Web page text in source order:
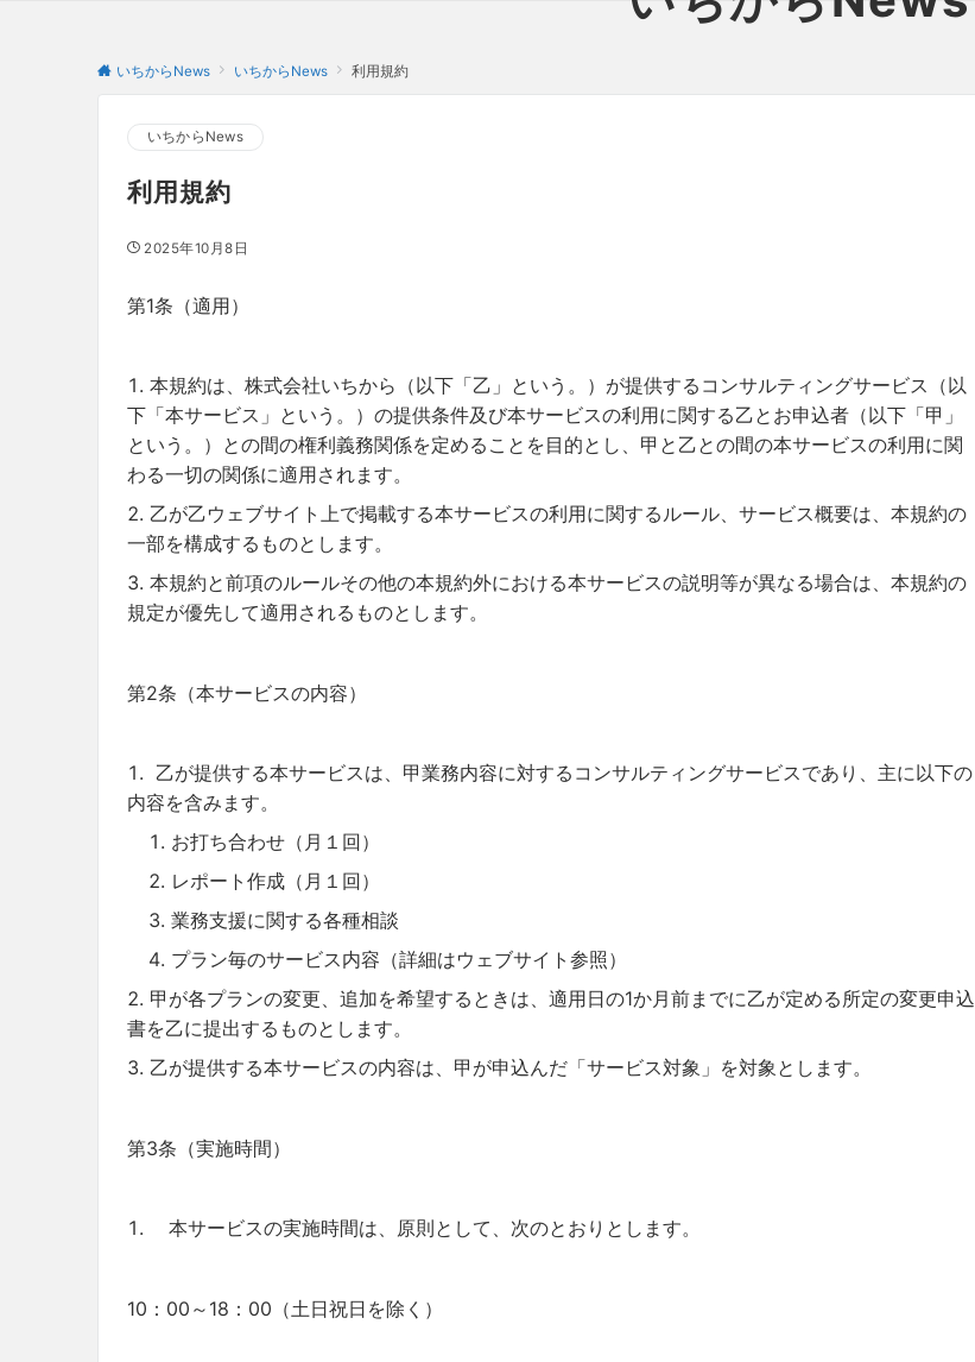
いちからNews いちからNews 利用規約
いちからNews
利用規約
2025年10月8日
第1条（適用）
本規約は、株式会社いちから（以下「乙」という。）が提供するコンサルティングサービス（以
下「本サービス」という。）の提供条件及び本サービスの利用に関する乙とお申込者（以下「甲」
という。）との間の権利義務関係を定めることを目的とし、甲と乙との間の本サービスの利用に関
わる一切の関係に適用されます。
乙が乙ウェブサイト上で掲載する本サービスの利用に関するルール、サービス概要は、本規約の
一部を構成するものとします。
本規約と前項のルールその他の本規約外における本サービスの説明等が異なる場合は、本規約の
規定が優先して適用されるものとします。
第2条（本サービスの内容）
乙が提供する本サービスは、甲業務内容に対するコンサルティングサービスであり、主に以下の
内容を含みます。
お打ち合わせ（月１回）
レポート作成（月１回）
業務支援に関する各種相談
プラン毎のサービス内容（詳細はウェブサイト参照）
甲が各プランの変更、追加を希望するときは、適用日の1か月前までに乙が定める所定の変更申込
書を乙に提出するものとします。
乙が提供する本サービスの内容は、甲が申込んだ「サービス対象」を対象とします。
第3条（実施時間）
本サービスの実施時間は、原則として、次のとおりとします。
10：00～18：00（土日祝日を除く）